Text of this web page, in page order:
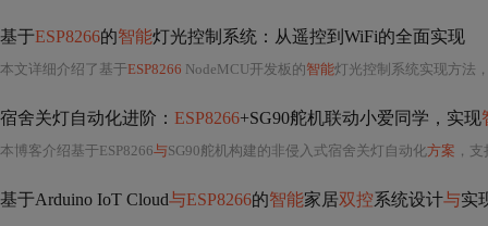
基于ESP8266的智能灯光控制系统：从遥控到WiFi的全面实现
本文详细介绍了基于ESP8266 NodeMCU开发板的智能灯光控制系统实现方法，涵盖硬件连接（433MHz遥控接
宿舍关灯自动化进阶： ESP8266+SG90舵机联动小爱同学，实现
本博客介绍基于ESP8266与SG90舵机构建的非侵入式宿舍关灯自动化方案 ，
基于Arduino IoT Cloud与ESP8266的智能家居双控系统设计与实